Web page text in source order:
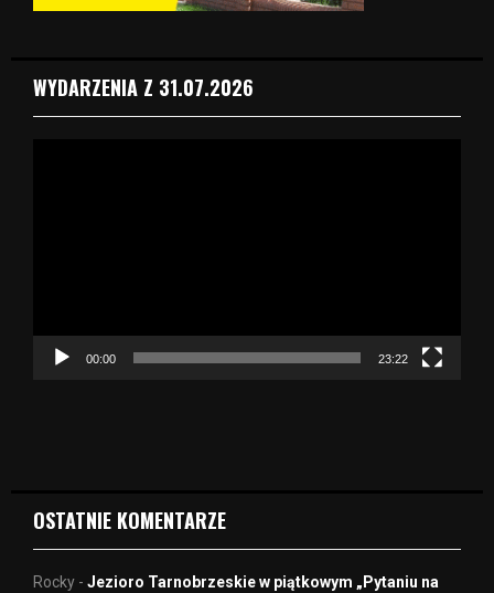
WYDARZENIA Z 31.07.2026
c
00:00 23:22
OSTATNIE KOMENTARZE
Rocky - Jezioro Tarnobrzeskie w piątkowym „Pytaniu na